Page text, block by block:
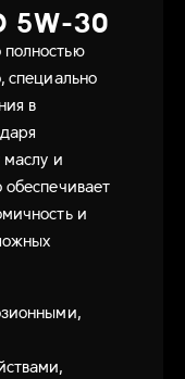
5W-30
специально
в
маслу и
и